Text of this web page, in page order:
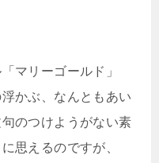
マリーゴールド」
かぶ、なんともあい
のつけようがない素
思えるのですが、